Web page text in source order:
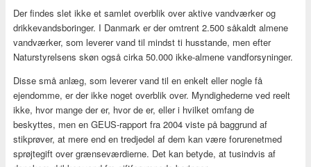
Der findes slet ikke et samlet overblik over aktive vandværker og
drikkevandsboringer. I Danmark er der omtrent 2.500 såkaldt almene
vandværker, som leverer vand til mindst ti husstande, men efter
Naturstyrelsens skøn også cirka 50.000 ikke-almene vandforsyninger.
Disse små anlæg, som leverer vand til en enkelt eller nogle få
ejendomme, er der ikke noget overblik over. Myndighederne ved reelt
ikke, hvor mange der er, hvor de er, eller i hvilket omfang de
beskyttes, men en GEUS-rapport fra 2004 viste på baggrund af
stikprøver, at mere end en tredjedel af dem kan være forurenetmed
sprøjtegift over grænseværdierne. Det kan betyde, at tusindvis af